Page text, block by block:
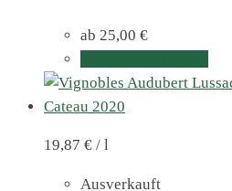
ab 25,00 €
19,87 € / l
Ausverkauft